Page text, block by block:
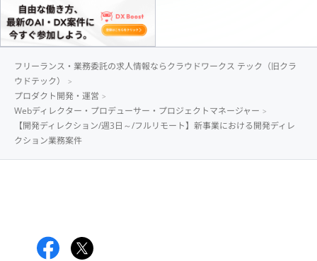
フリーランス・業務委託の求人情報ならクラウドワークス テック（旧クラ
ウドテック）
プロダクト開発・運営
Webディレクター・プロデューサー・プロジェクトマネージャー
【開発ディレクション/週3日～/フルリモート】新事業における開発ディレ
クション業務案件